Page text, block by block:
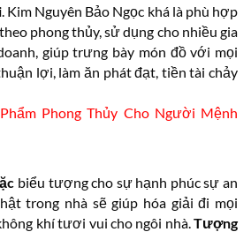
. Kim Nguyên Bảo Ngọc khá là phù hợp
phong thủy, sử dụng cho nhiều gia
giúp trưng bày món đồ với mọi
lợi, làm ăn phát đạt, tiền tài chảy
Phong Thủy Cho Người Mệnh
biểu tượng cho sự hạnh phúc sự an
trong nhà sẽ giúp hóa giải đi mọi
khí tươi vui cho ngôi nhà.Tượng